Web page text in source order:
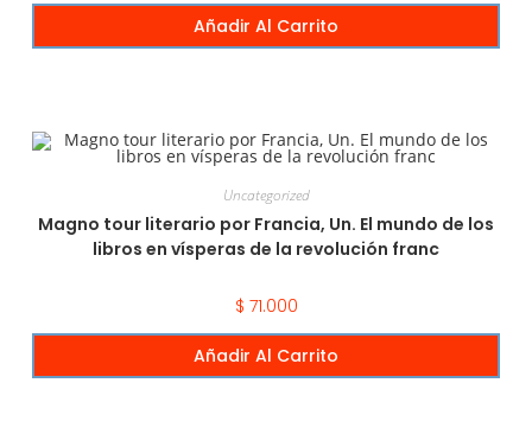
Añadir Al Carrito
Uncategorized
Magno tour literario por Francia, Un. El mundo de los
libros en vísperas de la revolución franc
$ 71.000
Añadir Al Carrito